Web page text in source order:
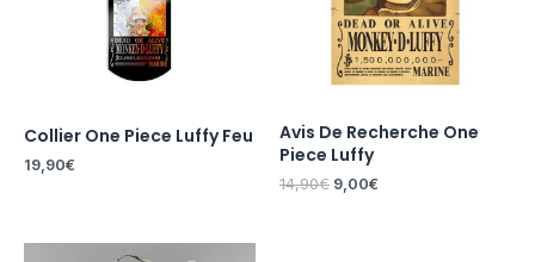
Collier One Piece Luffy Feu
19,90€
Avis De Recherche One
Piece Luffy
14,90€ 9,00€